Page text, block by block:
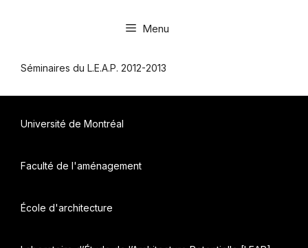
Menu
Séminaires du L.E.A.P. 2012-2013
Université de Montréal
Faculté de l'aménagement
École d'architecture